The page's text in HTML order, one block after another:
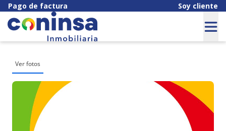
Pago de factura Soy cliente
Ver fotos